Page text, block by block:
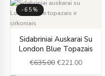
-65%
Sidabriniai Auskarai Su
London Blue Topazais
€635.00
price
was:
€635.00.
€221.00
price
is:
€221.00.